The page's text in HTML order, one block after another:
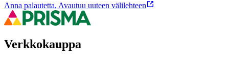
Anna palautetta, Avautuu uuteen välilehteen
Verkkokauppa